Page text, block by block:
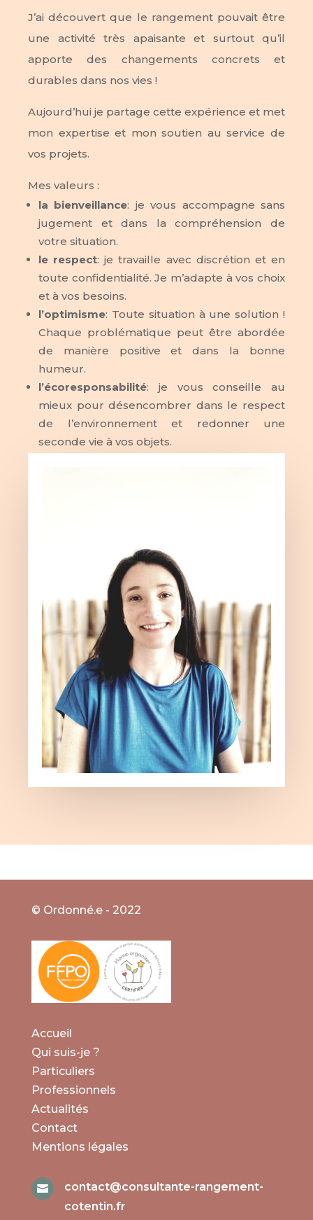
J’ai découvert que le rangement pouvait être
une activité très apaisante et surtout qu’il
apporte des changements concrets et
durables dans nos vies !
Aujourd’hui je partage cette expérience et met
mon expertise et mon soutien au service de
vos projets.
Mes valeurs :
la bienveillance: je vous accompagne sans
jugement et dans la compréhension de
votre situation.
le respect: je travaille avec discrétion et en
toute confidentialité. Je m’adapte à vos choix
et à vos besoins.
l’optimisme: Toute situation à une solution !
Chaque problématique peut être abordée
de manière positive et dans la bonne
humeur.
l’écoresponsabilité: je vous conseille au
mieux pour désencombrer dans le respect
de l’environnement et redonner une
seconde vie à vos objets.
© Ordonné.e - 2022
Accueil
Qui suis-je ?
Particuliers
Professionnels
Actualités
Contact
Mentions légales

contact@consultante-rangement-
cotentin.fr